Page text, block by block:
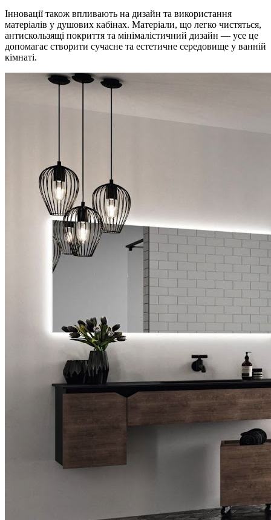
Інновації також впливають на дизайн та використання
матеріалів у душових кабінах. Матеріали, що легко чистяться,
антискользящі покриття та мінімалістичний дизайн — усе це
допомагає створити сучасне та естетичне середовище у ванній
кімнаті.